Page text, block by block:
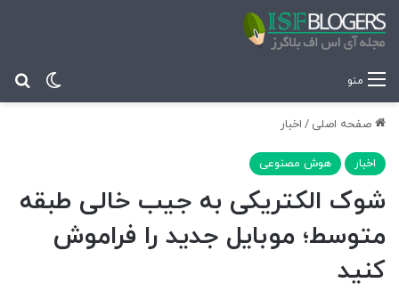
منو
صفحه اصلی / اخبار
اخبار هوش مصنوعی
شوک الکتریکی به جیب خالی طبقه
متوسط؛ موبایل جدید را فراموش
کنید